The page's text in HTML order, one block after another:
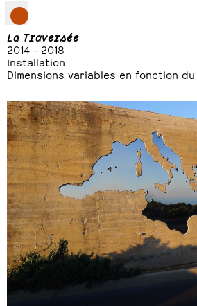
La Traversée
2014 - 2018
Installation
Dimensions variables en fonction